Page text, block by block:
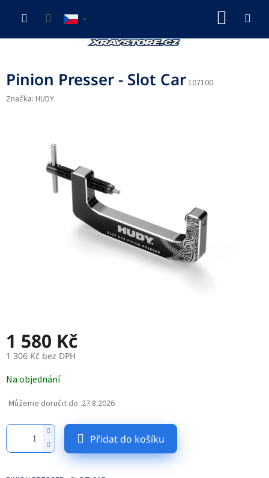
Pinion Presser - Slot Car107100
Značka: HUDY
1 580 Kč
1 306 Kč bez DPH
cena:
Na objednání
Můžeme doručit do: 27.8.2026
Přidat do košíku